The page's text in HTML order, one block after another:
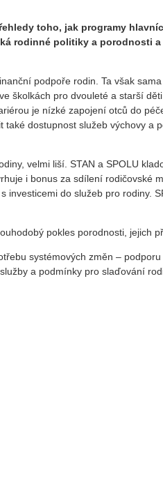
toho, jak programy
rodinné politiky a porodnosti a
podpoře rodin. Ta však
školkách pro dvouleté a starší
je nízké zapojení otců do
dostupnost služeb výchovy a
velmi liší. STAN a SPOLU
i bonus za sdílení rodičovské
do služeb pro rodiny.
pokles porodnosti, jejich
systémových změn –
a podmínky pro slaďování